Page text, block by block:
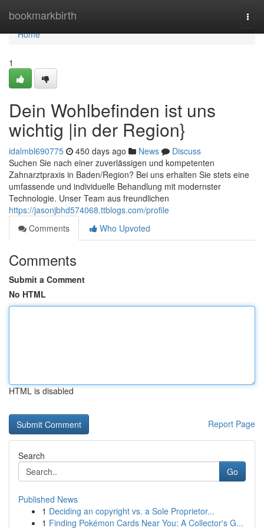
bookmarkbirth
Home
Home
1
Dein Wohlbefinden ist uns
wichtig |in der Region}
idalmbl690775 450 days ago News
Discuss
Suchen Sie nach einer zuverlässigen und kompetenten
Zahnarztpraxis in Baden/Region? Bei uns erhalten Sie stets eine
umfassende und individuelle Behandlung mit modernster
Technologie. Unser Team aus freundlichen
https://jasonjbhd574068.ttblogs.com/profile
Comments
Who Upvoted
Comments
Submit a Comment
No HTML
HTML is disabled
Report Page
Search
Go
Published News
1 Deciding an copyright vs. a Sole Proprietor...
1 Finding Pokémon Cards Near You: A Collector's G...